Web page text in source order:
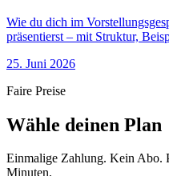
Wie du dich im
präsentierst – mit Struktur,
25. Juni 2026
Faire Preise
Wähle deinen Plan
Einmalige Zahlung. Kein Abo.
Minuten.